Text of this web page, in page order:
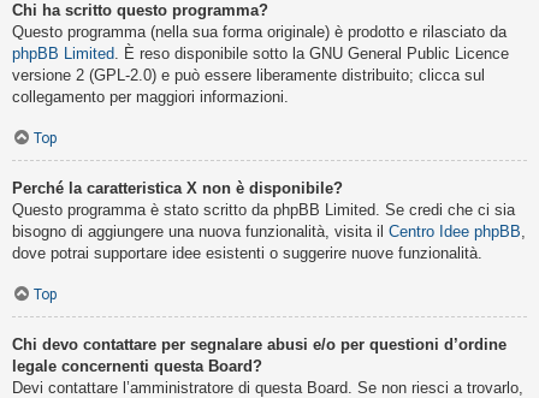
Chi ha scritto questo programma?
Questo programma (nella sua forma originale) è prodotto e rilasciato da
phpBB Limited. È reso disponibile sotto la GNU General Public Licence
versione 2 (GPL-2.0) e può essere liberamente distribuito; clicca sul
collegamento per maggiori informazioni.
Top
Perché la caratteristica X non è disponibile?
Questo programma è stato scritto da phpBB Limited. Se credi che ci sia
bisogno di aggiungere una nuova funzionalità, visita il Centro Idee phpBB,
dove potrai supportare idee esistenti o suggerire nuove funzionalità.
Top
Chi devo contattare per segnalare abusi e/o per questioni d’ordine
legale concernenti questa Board?
Devi contattare l’amministratore di questa Board. Se non riesci a trovarlo,